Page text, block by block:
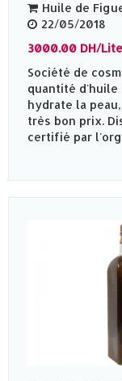
Huile de
22/05/2018
3000.00 DH/
Société de
quantité d'huile
hydrate la
très bon prix.
certifié par